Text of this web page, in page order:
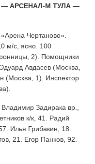
— АРСЕНАЛ-М ТУЛА —
Чертаново».
м/с, ясно. 100
2). Помощники
Авдасев (Москва,
(Москва, 1). Инспектор
Задирака вр.,
к/к, 41. Радий
Илья Грибакин, 18.
21. Егор Панков, 92.